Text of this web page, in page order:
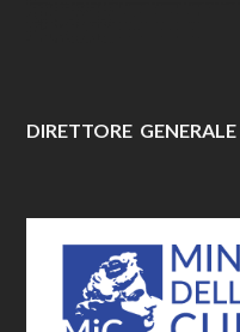
DIRETTORE GENERALE